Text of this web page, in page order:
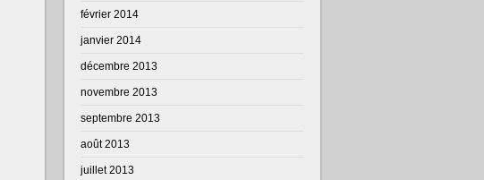
février 2014
janvier 2014
décembre 2013
novembre 2013
septembre 2013
août 2013
juillet 2013